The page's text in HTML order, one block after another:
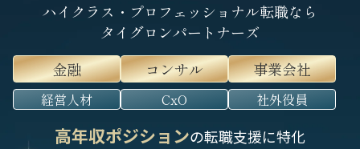
ハイクラス・プロフェッショナル転職なら
タイグロンパートナーズ
金融
コンサル 事業会社
経営人材 CxO 社外役員
高年収ポジションの転職支援に特化